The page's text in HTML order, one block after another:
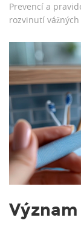
Prevencí a
rozvinutí